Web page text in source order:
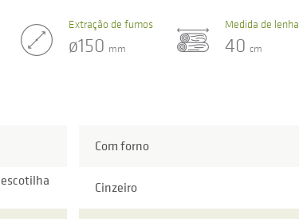
Extração de fumos
ø150 mm
Medida de lenha
40cm
Com forno
Cinzeiro